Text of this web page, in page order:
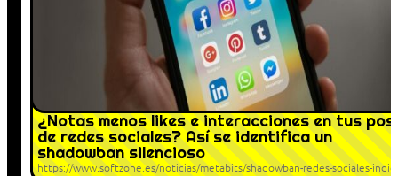
¿Notas menos likes e interacciones en tus
de redes sociales? Así se identifica un
shadowban silencioso
https://www.softzone.es/noticias/metabits/shadowban-redes-sociales-